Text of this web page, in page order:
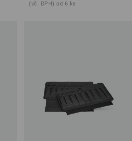
(vč. DPH) od 6 ks